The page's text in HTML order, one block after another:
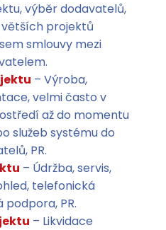
výběr dodavatelů,
větších projektů
smlouvy mezi
– Výroba,
velmi často v
až do momentu
služeb systému do
PR.
– Údržba, servis,
telefonická
PR.
– Likvidace